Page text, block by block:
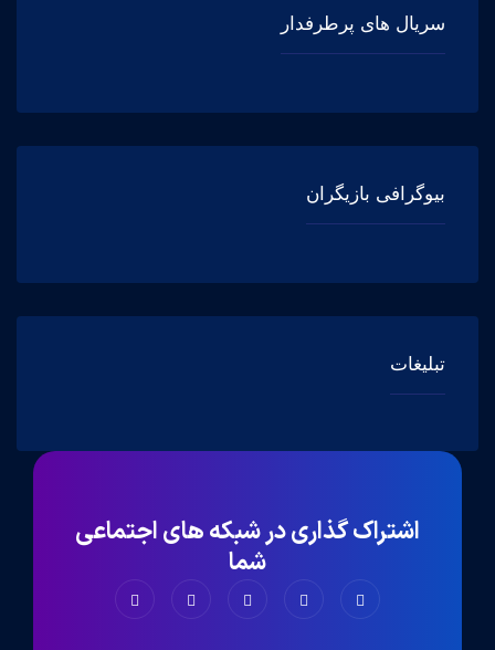
سریال های پرطرفدار
بیوگرافی بازیگران
تبلیغات
اشتراک گذاری در شبکه های اجتماعی
شما